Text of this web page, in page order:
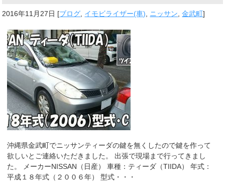
2016年11月27日 [ブログ, イモビライザー(車), ニッサン,金武町]
沖縄県金武町でニッサンティーダの鍵を無くしたので鍵を作って
欲しいとご連絡いただきました。 出張で現場まで行ってきまし
た。 メーカーNISSAN（日産） 車種：ティーダ（TIIDA） 年式：
平成１８年式（２００６年） 型式・・・